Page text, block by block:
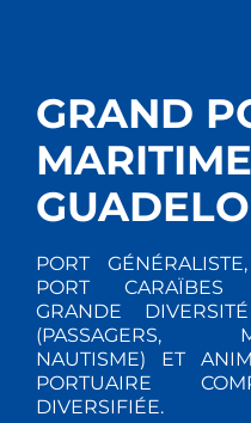
GRAND
PORT
PORT
GRANDE
(PASSAGERS,
NAUTISME) ET
PORTUAIRE
DIVERSIFIÉE.